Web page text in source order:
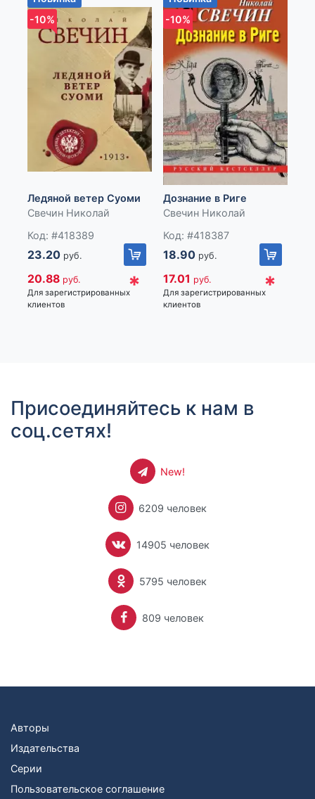
-10%
Ледяной ветер Суоми
Свечин Николай
Код: #418389
23.20 руб.
20.88 руб.
Для зарегистрированных
клиентов
*
-10%
Дознание в Риге
Свечин Николай
Код: #418387
18.90 руб.
17.01 руб.
Для зарегистрированных
клиентов
*
Присоединяйтесь к нам в
соц.сетях!
New!
6209 человек
14905 человек
5795 человек
809 человек
Авторы
Издательства
Серии
Пользовательское соглашение